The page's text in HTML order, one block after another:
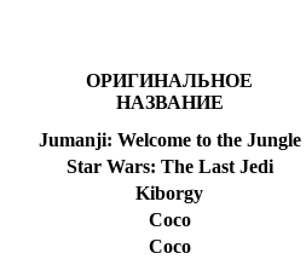
ОРИГИНАЛЬНОЕ
НАЗВАНИЕ
Jumanji: Welcome to the Jungle
Star Wars: The Last Jedi
Kiborgy
Coco
Coco